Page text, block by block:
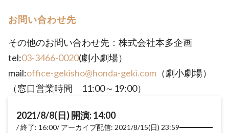
お問い合わせ先
その他のお問い合わせ先：株式会社本多企画
tel:03-3466-0020(劇小劇場）
mail:office-gekisho@honda-geki.com （劇小劇場）
（窓口営業時間 11:00～19:00）
2021/8/8(日) 開演: 14:00
終了: 16:00 アーカイブ配信: 2021/8/15(日) 23:59